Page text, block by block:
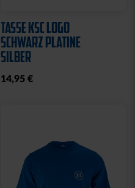
TASSE KSC LOGO
SCHWARZ PLATINE
SILBER
14,95 €